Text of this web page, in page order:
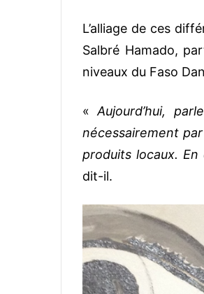
L’alliage de ces
Salbré Hamado,
niveaux du Faso
«Aujourd’hui,
nécessairement
produits locaux. En
dit-il.